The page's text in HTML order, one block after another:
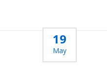
19
May